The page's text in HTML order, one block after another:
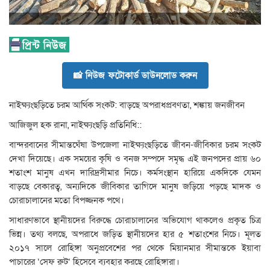
📸 নিউজ ফটোকার্ড ডাউনলোড করুন
নাইক্ষ্যংছড়িতে চরম আর্থিক সংকট: বাড়ছে অপরাধপ্রবণতা, শঙ্কায় জনজীবন
​আজিজুল হক রানা, নাইক্ষ্যংছড়ি প্রতিনিধি::
বান্দরবানের সীমান্তঘেঁষা উপজেলা নাইক্ষ্যংছড়িতে জীবন-জীবিকার চরম সংকট
দেখা দিয়েছে। এক সময়ের কৃষি ও বনজ সম্পদে সমৃদ্ধ এই জনপদের প্রায় ৬০
শতাংশ মানুষ এখন দারিদ্রসীমার নিচে। কর্মসংস্থান হারিয়ে একদিকে যেমন
বাড়ছে বেকারত্ব, অন্যদিকে জীবিকার তাগিদে মানুষ জড়িয়ে পড়ছে মাদক ও
চোরাচালানের মতো বিপজ্জনক পথে।
​সাধারণভাবে স্থানীয়দের বিরুদ্ধে চোরাচালানের অভিযোগ থাকলেও প্রকৃত চিত্র
ভিন্ন। তথ্য বলছে, অপরাধে জড়িত স্থানীয়দের হার ৫ শতাংশের নিচে। মূলত
২০১৭ সালে রোহিঙ্গা অনুপ্রবেশের পর থেকে মিয়ানমার সীমান্তকে ইয়াবা
পাচারের ‘সেফ রুট’ হিসেবে ব্যবহার করছে রোহিঙ্গারা।